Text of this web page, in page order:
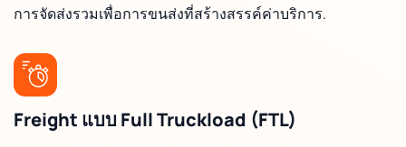
การจัดส่งรวมเพื่อการขนส่งที่สร้างสรรค์ค่าบริการ.
Freight แบบ Full Truckload (FTL)